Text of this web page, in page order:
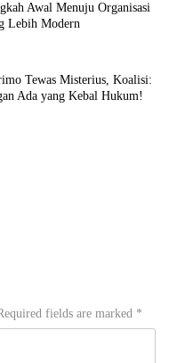
Awal Menuju Organisasi
Lebih Modern
Tewas Misterius, Koalisi:
Ada yang Kebal Hukum!
fields are marked *